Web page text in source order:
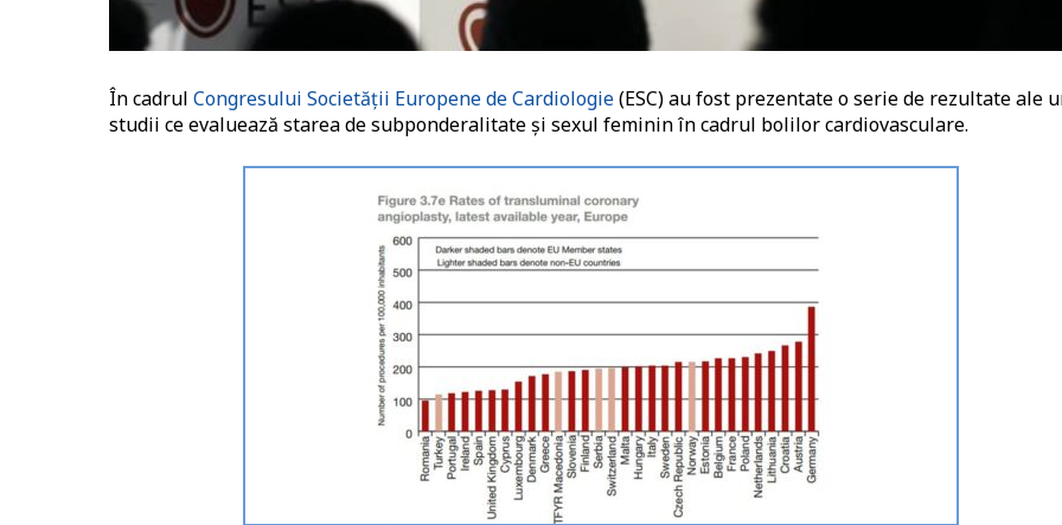
În cadrul Congresului Societății Europene de Cardiologie(ESC) au fost prezentate o serie de rezultate ale
studii ce evaluează starea de subponderalitate și sexul feminin în cadrul bolilor cardiovasculare.